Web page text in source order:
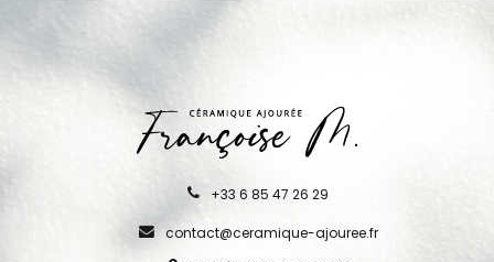
+33 6 85 47 26 29
contact@ceramique-ajouree.fr